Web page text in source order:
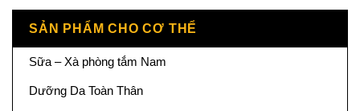
SẢN PHẨM CHO CƠ THỂ
Sữa – Xà phòng tắm Nam
Dưỡng Da Toàn Thân